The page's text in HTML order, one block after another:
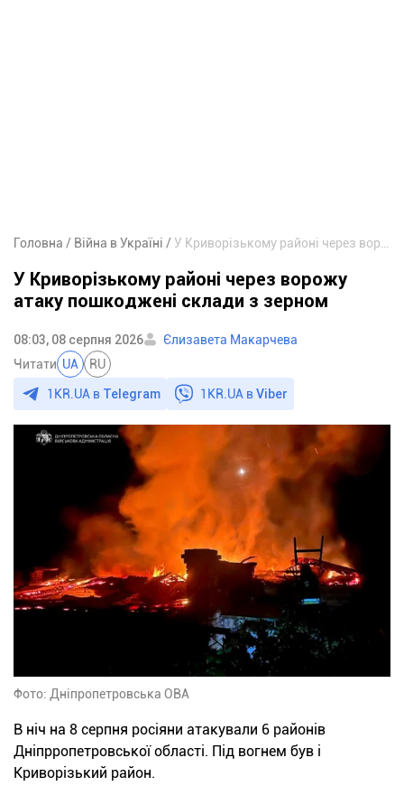
Головна Війна в Україні
У Криворізькому районі через ворожу
атаку пошкоджені склади з зерном
08:03, 08 серпня 2026
Єлизавета Макарчева
Читати UA RU
1KR.UA в Telegram 1KR.UA вViber
Фото: Дніпропетровська ОВА
В ніч на 8 серпня росіяни атакували 6 районів
Дніпрропетровської області. Під вогнем був і
Криворізький район.